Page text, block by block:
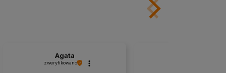
Agata
zweryfikowano